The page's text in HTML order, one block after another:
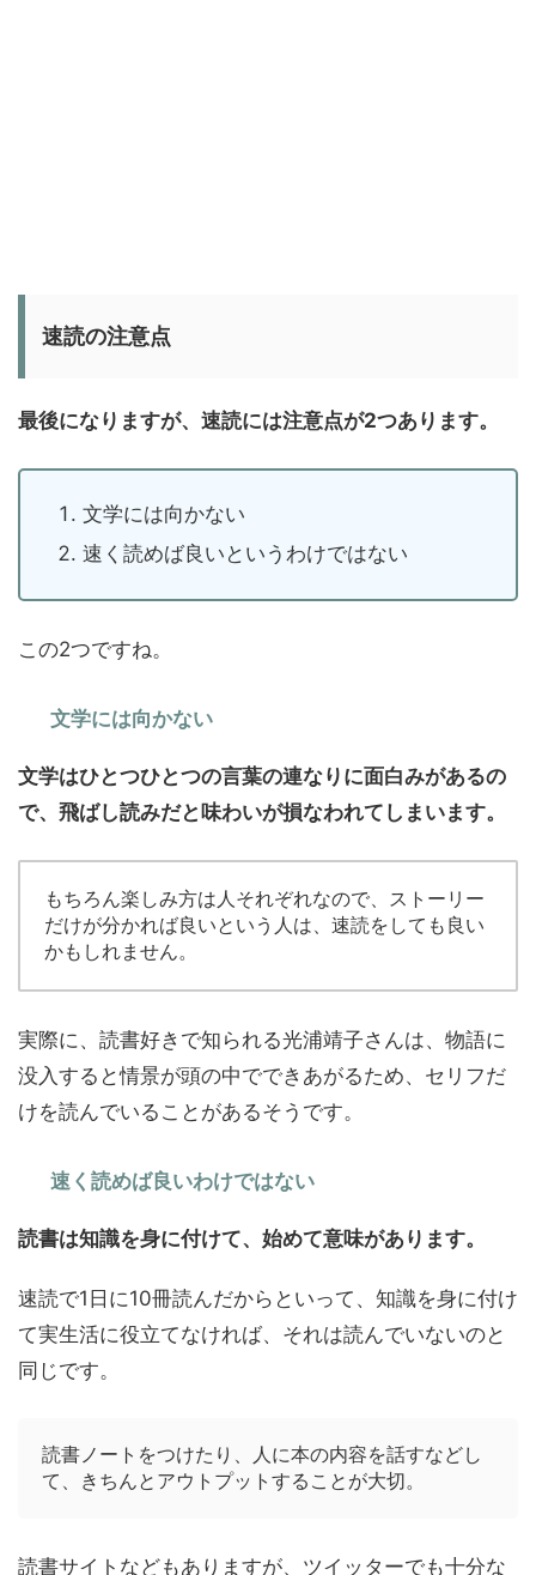
速読の注意点
最後になりますが、速読には注意点が2つあります。
文学には向かない
速く読めば良いというわけではない
この2つですね。
文学には向かない
文学はひとつひとつの言葉の連なりに面白みがあるの
で、飛ばし読みだと味わいが損なわれてしまいます。
もちろん楽しみ方は人それぞれなので、ストーリー
だけが分かれば良いという人は、速読をしても良い
かもしれません。
実際に、読書好きで知られる光浦靖子さんは、物語に
没入すると情景が頭の中でできあがるため、セリフだ
けを読んでいることがあるそうです。
速く読めば良いわけではない
読書は知識を身に付けて、始めて意味があります。
速読で1日に10冊読んだからといって、知識を身に付け
て実生活に役立てなければ、それは読んでいないのと
同じです。
読書ノートをつけたり、人に本の内容を話すなどし
て、きちんとアウトプットすることが大切。
読書サイトなどもありますが、ツイッターでも十分な